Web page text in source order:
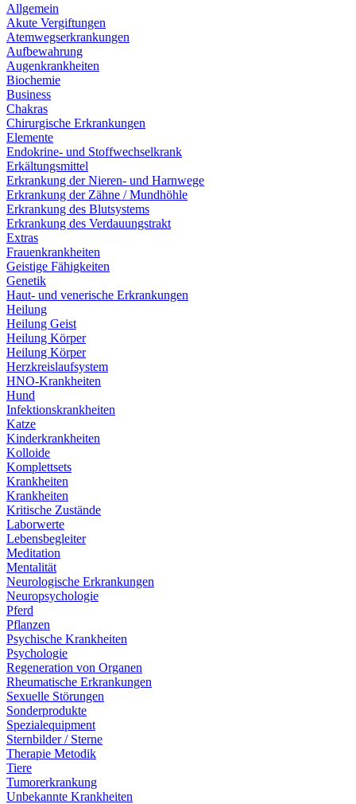
Allgemein
Akute Vergiftungen
Atemwegserkrankungen
Aufbewahrung
Augenkrankheiten
Biochemie
Business
Chakras
Chirurgische Erkrankungen
Elemente
Endokrine- und Stoffwechselkrank
Erkältungsmittel
Erkrankung der Nieren- und Harnwege
Erkrankung der Zähne / Mundhöhle
Erkrankung des Blutsystems
Erkrankung des Verdauungstrakt
Extras
Frauenkrankheiten
Geistige Fähigkeiten
Genetik
Haut- und venerische Erkrankungen
Heilung
Heilung Geist
Heilung Körper
Heilung Körper
Herzkreislaufsystem
HNO-Krankheiten
Hund
Infektionskrankheiten
Katze
Kinderkrankheiten
Kolloide
Komplettsets
Krankheiten
Krankheiten
Kritische Zustände
Laborwerte
Lebensbegleiter
Meditation
Mentalität
Neurologische Erkrankungen
Neuropsychologie
Pferd
Pflanzen
Psychische Krankheiten
Psychologie
Regeneration von Organen
Rheumatische Erkrankungen
Sexuelle Störungen
Sonderprodukte
Spezialequipment
Sternbilder / Sterne
Therapie Metodik
Tiere
Tumorerkrankung
Unbekannte Krankheiten